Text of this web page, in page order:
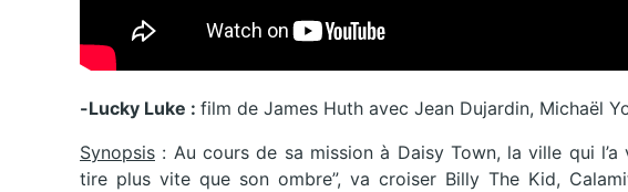
-Lucky Luke : film de James Huth avec Jean Dujardin, Michaël
Synopsis : Au cours de sa mission à Daisy Town, la ville qui l’a
tire plus vite que son ombre”, va croiser Billy The Kid,